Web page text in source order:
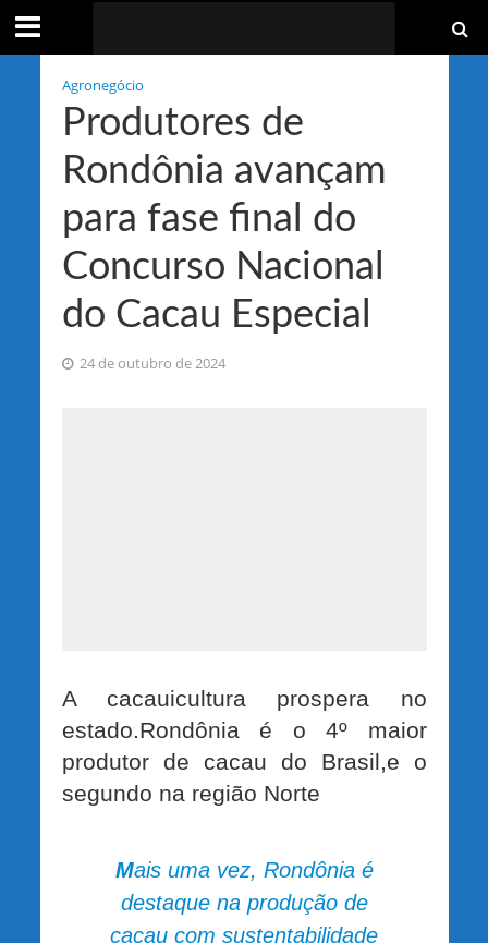
Agronegócio
Produtores de
Rondônia avançam
para fase final do
Concurso Nacional
do Cacau Especial
24 de outubro de 2024
A cacauicultura prospera no
estado.Rondônia é o 4º maior
produtor de cacau do Brasil,e o
segundo na região Norte
Mais uma vez, Rondônia é
destaque na produção de
cacau com sustentabilidade